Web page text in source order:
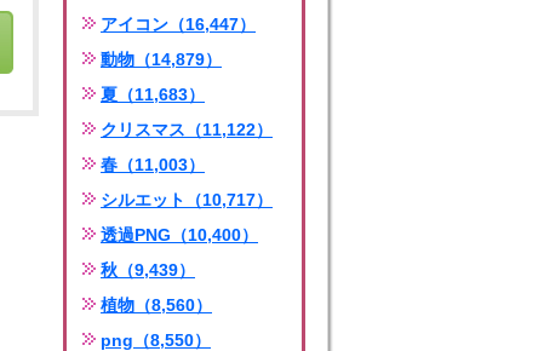
アイコン（16,447）
動物（14,879）
夏（11,683）
クリスマス（11,122）
春（11,003）
シルエット（10,717）
透過PNG（10,400）
秋（9,439）
植物（8,560）
png（8,550）